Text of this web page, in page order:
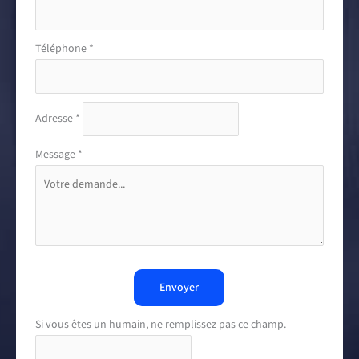
Téléphone *
Adresse *
Message *
Envoyer
Si vous êtes un humain, ne remplissez pas ce champ.